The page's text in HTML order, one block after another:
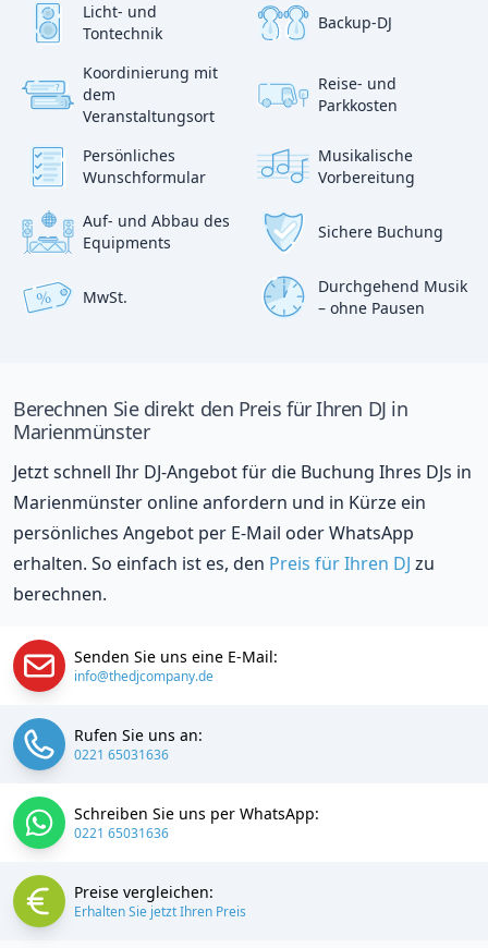
Licht- und
Tontechnik
Backup-DJ
?
:)
Koordinierung mit
dem
Veranstaltungsort
p
Reise- und
Parkkosten
Persönliches
Wunschformular
Musikalische
Vorbereitung
Auf- und Abbau des
Equipments
Sichere Buchung
% MwSt.
Durchgehend Musik
– ohne Pausen
Berechnen Sie direkt den Preis für Ihren DJ in
Marienmünster
Jetzt schnell Ihr DJ-Angebot für die Buchung Ihres DJs in
Marienmünster online anfordern und in Kürze ein
persönliches Angebot per E-Mail oder WhatsApp
erhalten. So einfach ist es, den Preis für Ihren DJ zu
berechnen.
Senden Sie uns eine E-Mail:
info@thedjcompany.de
Rufen Sie uns an:
0221 65031636
Schreiben Sie uns per WhatsApp:
0221 65031636
Preise vergleichen:
Erhalten Sie jetzt Ihren Preis